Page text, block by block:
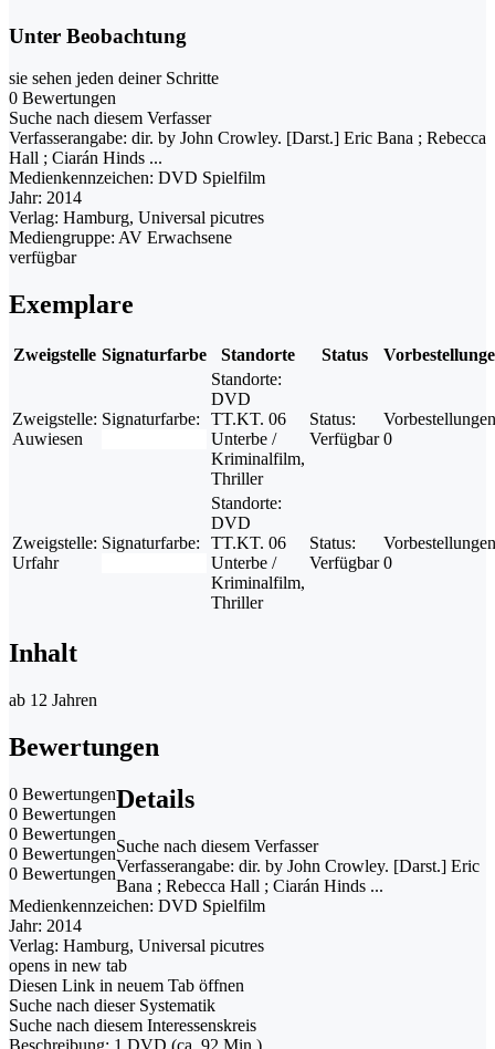
Unter Beobachtung
sie sehen jeden deiner Schritte
0 Bewertungen
Suche nach diesem Verfasser
Verfasserangabe: dir. by John Crowley. [Darst.] Eric Bana ; Rebecca
Hall ; Ciarán Hinds ...
Medienkennzeichen: DVD Spielfilm
Jahr: 2014
Verlag: Hamburg, Universal picutres
Mediengruppe: AV Erwachsene
verfügbar
Exemplare
Zweigstelle Signaturfarbe Standorte Status
Zweigstelle:
Auwiesen
Signaturfarbe:
Standorte:
DVD
TT.KT. 06
Unterbe /
Kriminalfilm,
Thriller
Status:
Verfügbar 0
Zweigstelle:
Urfahr
Signaturfarbe:
Standorte:
DVD
TT.KT. 06
Unterbe /
Kriminalfilm,
Thriller
Status:
Verfügbar 0
Inhalt
ab 12 Jahren
Bewertungen
0 Bewertungen
0 Bewertungen
0 Bewertungen
0 Bewertungen
0 Bewertungen
Details
Suche nach diesem Verfasser
Verfasserangabe: dir. by John Crowley. [Darst.] Eric
Bana ; Rebecca Hall ; Ciarán Hinds ...
Medienkennzeichen: DVD Spielfilm
Jahr: 2014
Verlag: Hamburg, Universal picutres
opens in new tab
Diesen Link in neuem Tab öffnen
Suche nach dieser Systematik
Suche nach diesem Interessenskreis
Beschreibung: 1 DVD (ca. 92 Min.)